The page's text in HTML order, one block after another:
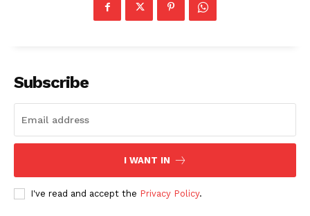
Subscribe
I WANT IN
I've read and accept the Privacy Policy.